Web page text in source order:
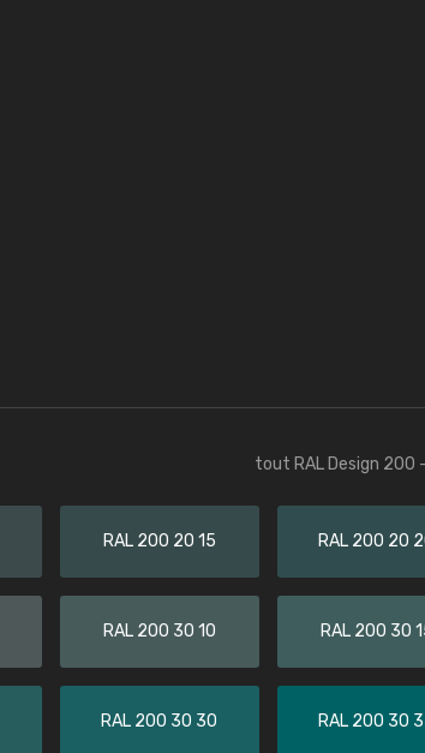
tout RAL Design 200
RAL 200 20 15 RAL 200 20
RAL 200 30 10 RAL 200 30
RAL 200 30 30 RAL 200 30